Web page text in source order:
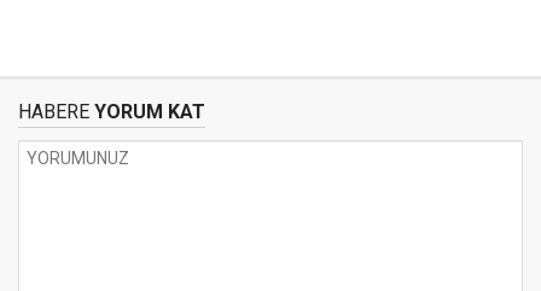
HABERE YORUM KAT